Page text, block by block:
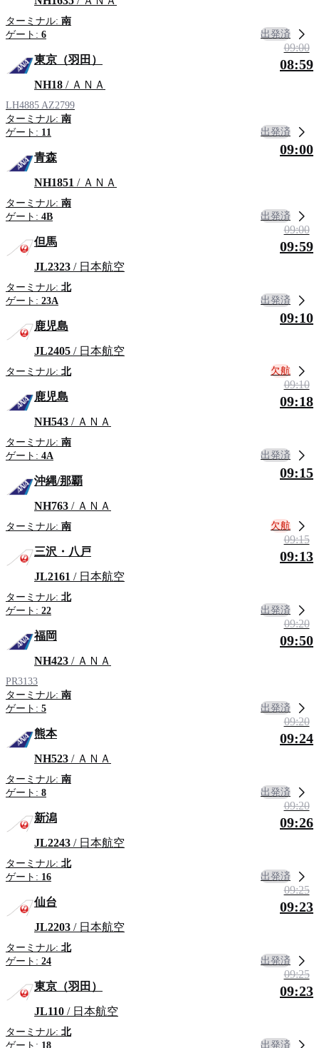
ターミナル: 南
ゲート: 6 出発済
東京（羽田）
NH18 / ＡＮＡ
LH4885 AZ2799
ターミナル: 南
ゲート: 11
09:00
08:59
出発済
青森
NH1851 / ＡＮＡ
ターミナル: 南
ゲート: 4B
09:00
出発済
但馬
JL2323 / 日本航空
ターミナル: 北
ゲート: 23A
09:00
09:59
出発済
鹿児島
JL2405 / 日本航空
ターミナル: 北
09:10
欠航
鹿児島
NH543 / ＡＮＡ
ターミナル: 南
ゲート: 4A
09:10
09:18
出発済
沖縄/那覇
NH763 / ＡＮＡ
ターミナル: 南
09:15
欠航
三沢・八戸
JL2161 / 日本航空
ターミナル: 北
ゲート: 22
09:15
09:13
出発済
福岡
NH423 / ＡＮＡ
PR3133
ターミナル: 南
ゲート: 5
09:20
09:50
出発済
熊本
NH523 / ＡＮＡ
ターミナル: 南
ゲート: 8
09:20
09:24
出発済
新潟
JL2243 / 日本航空
ターミナル: 北
ゲート: 16
09:20
09:26
出発済
仙台
JL2203 / 日本航空
ターミナル: 北
ゲート: 24
09:25
09:23
出発済
東京（羽田）
JL110 / 日本航空
ターミナル: 北
ゲート: 18
09:25
09:23
出発済